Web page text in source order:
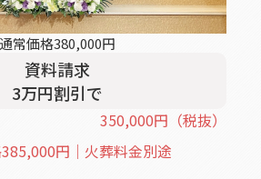
通常価格380,000円
資料請求
3万円割引で
350,000円 （税抜）
385,000円｜火葬料金別途